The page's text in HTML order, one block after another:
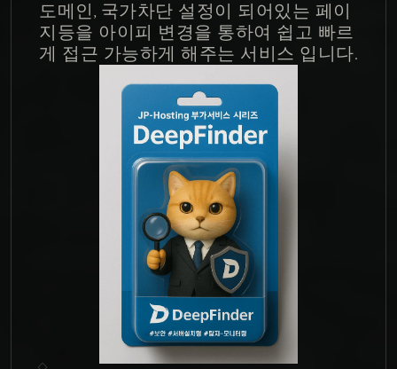
도메인, 국가차단 설정이 되어있는 페이
지등을 아이피 변경을 통하여 쉽고 빠르
게 접근 가능하게 해주는 서비스 입니다.